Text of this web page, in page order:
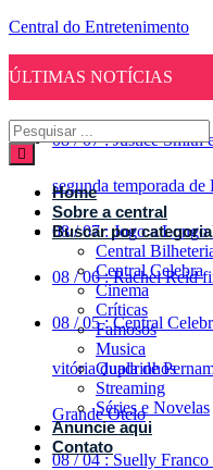
Central do Entretenimento
ÚLTIMAS NOTÍCIAS
08 / 07 : Justice Smith
segunda temporada
08 / 07 : Jogo a Longo
08 / 06 : Rachel Reid
08 / 05 : Central
vitória dupla de
Grande Otelo
08 / 04 : Suelly
Home
Sobre a central
Buscar por categoria
Central
Central Celebra
Cinema
Críticas
Famosos
Musica
Quadrinhos
Streaming
Séries e Novelas
Anuncie aqui
Contato